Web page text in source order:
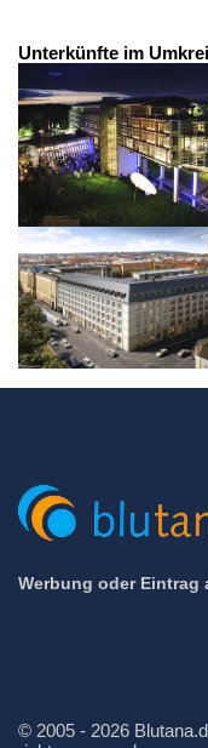
Unterkünfte im
Werbung oder Eintrag
© 2005 - 2026